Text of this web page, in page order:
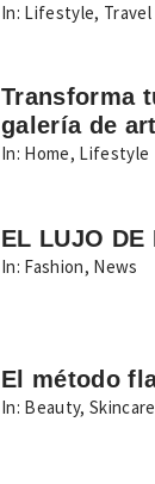
In: Lifestyle, Travel
Transforma
galería de
In: Home, Lifestyle
EL LUJO DE
In: Fashion, News
El método
In: Beauty,Skincare